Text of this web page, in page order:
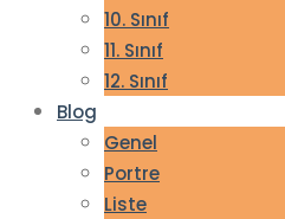
10. Sınıf
11. Sınıf
12. Sınıf
Blog
Genel
Portre
Liste